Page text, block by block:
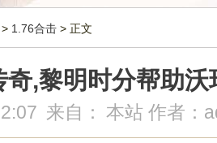
> 1.76合击 > 正文
奇,黎明时分帮助
来自： 本站 作者：